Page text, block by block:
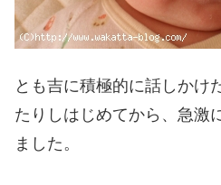
とも吉に積極的に話しかけ
たりしはじめてから、急激
ました。